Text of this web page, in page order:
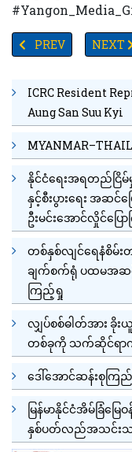
PREVIOUS
PREV NEXT
NEXT
ICRC Resident
Aung San Suu Kyi
နိုင်ငံရေးအရတည်ငြိ
နှင့်စီးပွားရေး အဆ
ဦးမင်းအောင်လှိုင်ပြော
တစ်နှစ်လျင်ရေနံစိမ်း
ချက်စက်ရုံ ပထမအဆင့်
ကြည့်ရှု
လျှပ်စစ်ဓါတ်အား ခို
တစ်ခုကို သက်ဆိုင်ရာ
ဒေါ်အောင်ဆန်းစုကြ
မြန်မာနိုင်ငံအိမ်ခြံမြ
နှစ်ပတ်လည်အသင်းသ